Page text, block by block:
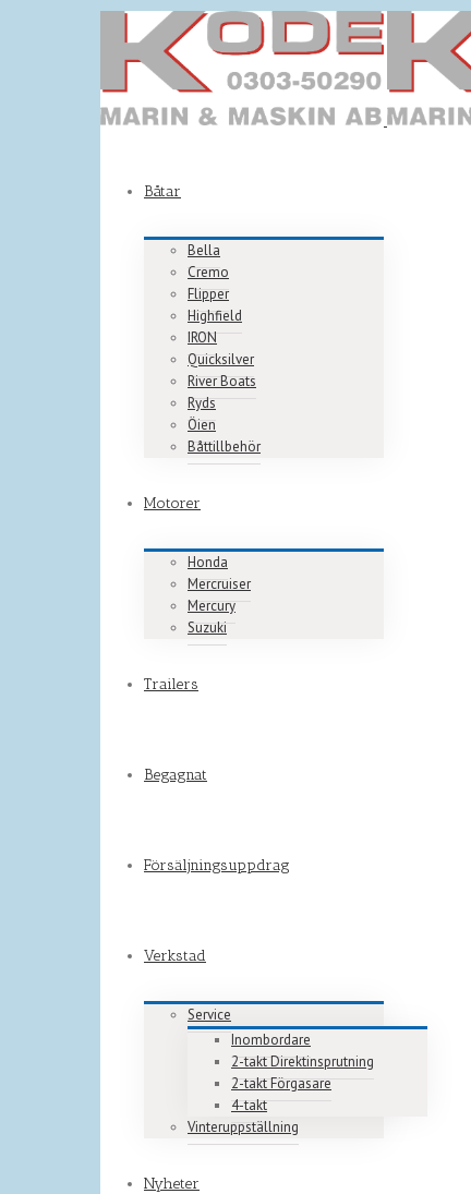
Båtar
Bella
Cremo
Flipper
Highfield
IRON
Quicksilver
River Boats
Ryds
Öien
Båttillbehör
Motorer
Honda
Mercruiser
Mercury
Suzuki
Trailers
Begagnat
Försäljningsuppdrag
Verkstad
Service
Inombordare
2-takt Direktinsprutning
2-takt Förgasare
4-takt
Vinteruppställning
Nyheter